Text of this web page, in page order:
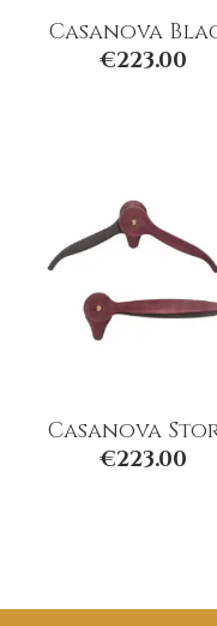
Casanova
€223.00
Casanova
€223.00